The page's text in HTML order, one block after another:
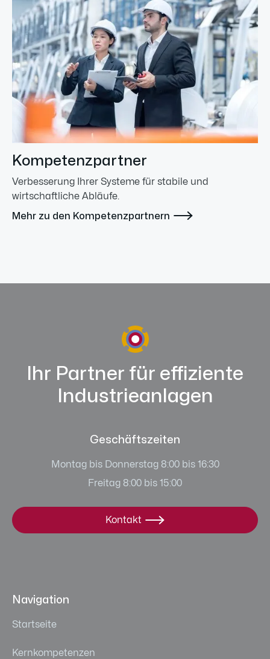
Kompetenzpartner
Verbesserung Ihrer Systeme für stabile und
wirtschaftliche Abläufe.
Mehr zu den Kompetenzpartnern 
Ihr Partner für effiziente
Industrieanlagen
Geschäftszeiten
Montag bis Donnerstag 8:00 bis 16:30
Freitag 8:00 bis 15:00
Kontakt 
Navigation
Startseite
Kernkompetenzen